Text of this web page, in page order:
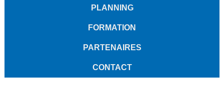
PLANNING
FORMATION
PARTENAIRES
CONTACT